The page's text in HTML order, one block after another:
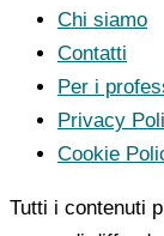
Chi siamo
Contatti
Per i
Privacy
Cookie
Tutti i contenuti